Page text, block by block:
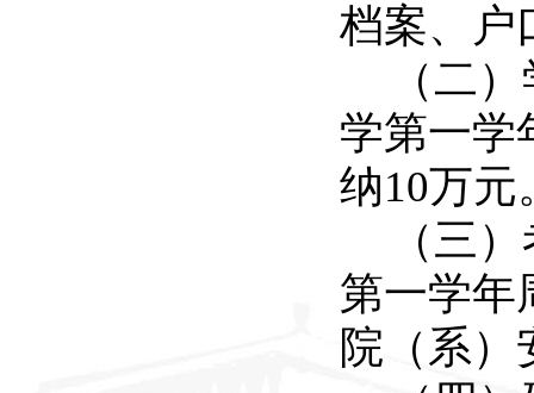
档案、户
（二
学第一学
纳10万元
（三
第一学年
院（系）